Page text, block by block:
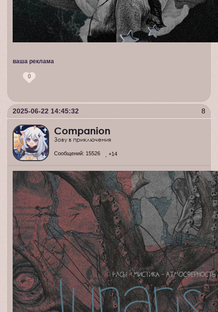
ваша реклама
0
8
2025-06-22 14:45:32
Companion
Зову в приключения
Сообщений: 15526 +14